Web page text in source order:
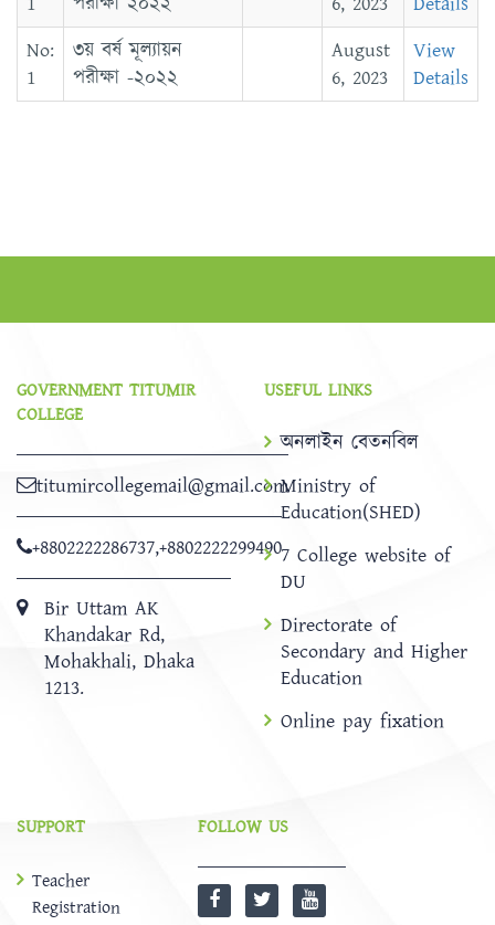
৩য় বর্ষ মূল্যায়ন
পরীক্ষা -২০২২
August
6, 2023
View
Details
GOVERNMENT TITUMIR
COLLEGE
titumircollegemail@gmail.com
+8802222286737,+8802222299490
Bir Uttam AK
Khandakar Rd,
Mohakhali, Dhaka
1213.
USEFUL LINKS
অনলাইন বেতনবিল
Ministry of
Education(SHED)
7 College website of
DU
Directorate of
Secondary and Higher
Education
Online pay fixation
SUPPORT
Teacher
Registration
FOLLOW US